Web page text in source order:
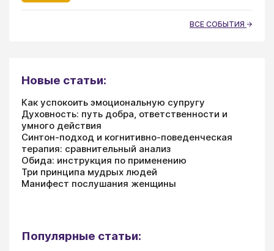
ВСЕ СОБЫТИЯ
Новые статьи:
Как успокоить эмоциональную супругу
Духовность: путь добра, ответственности и
умного действия
Синтон-подход и когнитивно-поведенческая
терапия: сравнительный анализ
Обида: инструкция по применению
Три принципа мудрых людей
Манифест послушания женщины
Популярные статьи: